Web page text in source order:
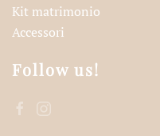
Kit matrimonio
Accessori
Follow us!